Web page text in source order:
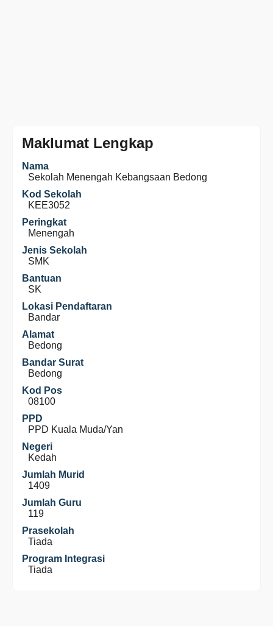
Maklumat Lengkap
Nama
Sekolah Menengah Kebangsaan Bedong
Kod Sekolah
KEE3052
Peringkat
Menengah
Jenis Sekolah
SMK
Bantuan
SK
Lokasi Pendaftaran
Bandar
Alamat
Bedong
Bandar Surat
Bedong
Kod Pos
08100
PPD
PPD Kuala Muda/Yan
Negeri
Kedah
Jumlah Murid
1409
Jumlah Guru
119
Prasekolah
Tiada
Program Integrasi
Tiada